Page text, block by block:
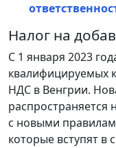
Налог на
С 1 января 2023
квалифицируемых
НДС в Венгрии.
распространяется
с новыми
которые вступят в